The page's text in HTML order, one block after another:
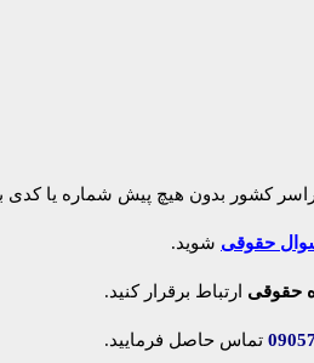
حقوقی شوید.
حقوقی ارتباط برقرار کنید.
تماس حاصل فرمایید.